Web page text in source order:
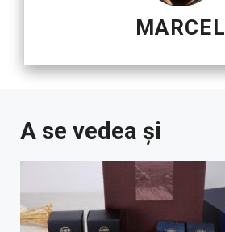
MARCEL
A se vedea și